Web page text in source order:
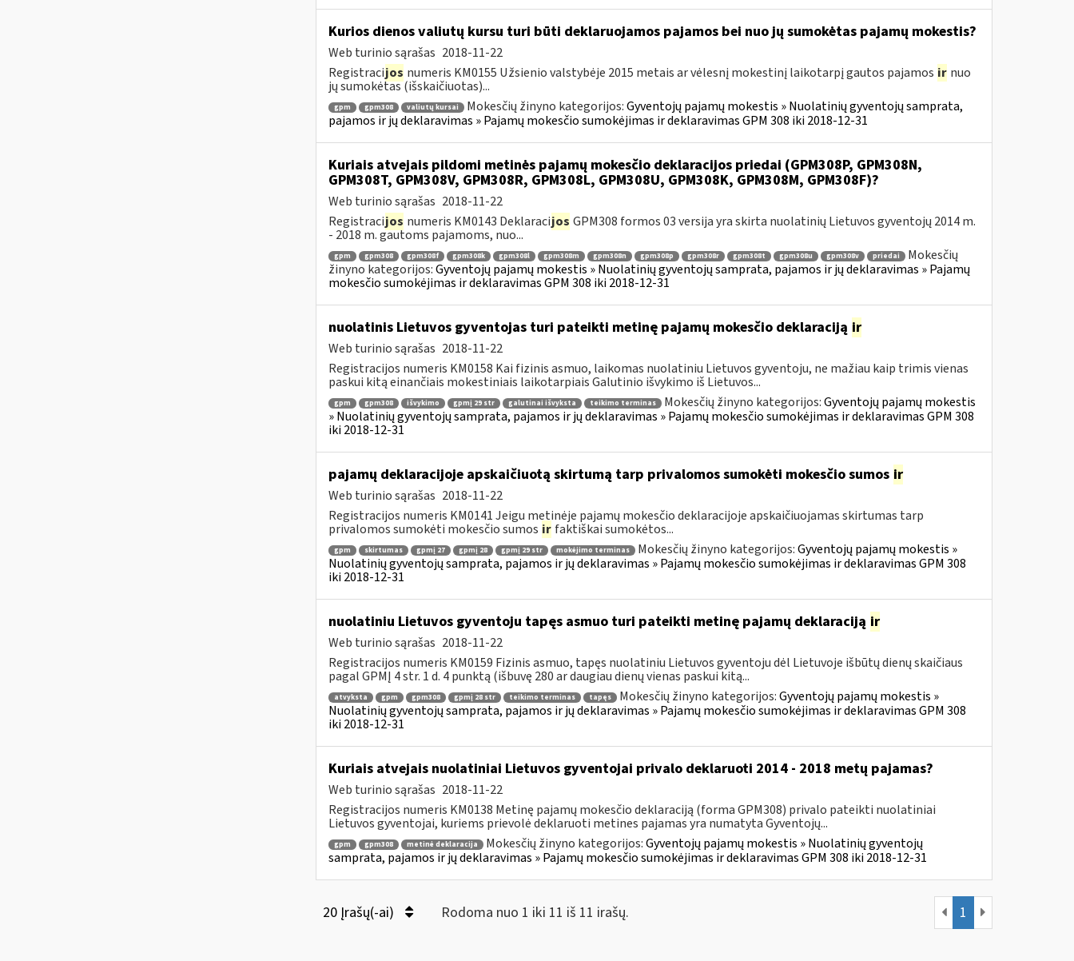
Kurios dienos valiutų kursu turi būti deklaruojamos pajamos bei nuo jų sumokėtas pajamų mokestis?
Web turinio sąrašas 2018-11-22
Registracijos numeris KM0155 Užsienio valstybėje 2015 metais ar vėlesnį mokestinį laikotarpį gautos pajamos ir nuo
jų sumokėtas (išskaičiuotas)...
gpm gpm308 valiutų kursai Mokesčių žinyno kategorijos:Gyventojų pajamų mokestis » Nuolatinių gyventojų samprata,
pajamos ir jų deklaravimas » Pajamų mokesčio sumokėjimas ir deklaravimas GPM 308 iki 2018-12-31
Kuriais atvejais pildomi metinės pajamų mokesčio deklaracijos priedai (GPM308P, GPM308N,
GPM308T, GPM308V, GPM308R, GPM308L, GPM308U, GPM308K, GPM308M, GPM308F)?
Web turinio sąrašas 2018-11-22
Registracijos numeris KM0143 Deklaracijos GPM308 formos 03 versija yra skirta nuolatinių Lietuvos gyventojų 2014 m.
- 2018 m. gautoms pajamoms, nuo...
gpm gpm308 gpm308f gpm308k gpm308l gpm308m gpm308n gpm308p gpm308r gpm308t gpm308u gpm308v priedai
Mokesčių
žinyno kategorijos:Gyventojų pajamų mokestis » Nuolatinių gyventojų samprata, pajamos ir jų deklaravimas » Pajamų
mokesčio sumokėjimas ir deklaravimas GPM 308 iki 2018-12-31
nuolatinis Lietuvos gyventojas turi pateikti metinę pajamų mokesčio deklaraciją ir
Web turinio sąrašas 2018-11-22
Registracijos numeris KM0158 Kai fizinis asmuo, laikomas nuolatiniu Lietuvos gyventoju, ne mažiau kaip trimis vienas
paskui kitą einančiais mokestiniais laikotarpiais Galutinio išvykimo iš Lietuvos...
gpm gpm308 išvykimo gpmį 29 str galutinai išvyksta teikimo terminas Mokesčių žinyno kategorijos:Gyventojų pajamų mokestis
» Nuolatinių gyventojų samprata, pajamos ir jų deklaravimas » Pajamų mokesčio sumokėjimas ir deklaravimas GPM 308
iki 2018-12-31
pajamų deklaracijoje apskaičiuotą skirtumą tarp privalomos sumokėti mokesčio sumos ir
Web turinio sąrašas 2018-11-22
Registracijos numeris KM0141 Jeigu metinėje pajamų mokesčio deklaracijoje apskaičiuojamas skirtumas tarp
privalomos sumokėti mokesčio sumos ir faktiškai sumokėtos...
gpm skirtumas gpmį 27 gpmį 28 gpmį 29 str mokėjimo terminas Mokesčių žinyno kategorijos:Gyventojų pajamų mokestis »
Nuolatinių gyventojų samprata, pajamos ir jų deklaravimas » Pajamų mokesčio sumokėjimas ir deklaravimas GPM 308
iki 2018-12-31
nuolatiniu Lietuvos gyventoju tapęs asmuo turi pateikti metinę pajamų deklaraciją ir
Web turinio sąrašas 2018-11-22
Registracijos numeris KM0159 Fizinis asmuo, tapęs nuolatiniu Lietuvos gyventoju dėl Lietuvoje išbūtų dienų skaičiaus
pagal GPMĮ 4 str. 1 d. 4 punktą (išbuvę 280 ar daugiau dienų vienas paskui kitą...
atvyksta gpm gpm308 gpmį 28 str teikimo terminas tapęs Mokesčių žinyno kategorijos:Gyventojų pajamų mokestis »
Nuolatinių gyventojų samprata, pajamos ir jų deklaravimas » Pajamų mokesčio sumokėjimas ir deklaravimas GPM 308
iki 2018-12-31
Kuriais atvejais nuolatiniai Lietuvos gyventojai privalo deklaruoti 2014 - 2018 metų pajamas?
Web turinio sąrašas 2018-11-22
Registracijos numeris KM0138 Metinę pajamų mokesčio deklaraciją (forma GPM308) privalo pateikti nuolatiniai
Lietuvos gyventojai, kuriems prievolė deklaruoti metines pajamas yra numatyta Gyventojų...
gpm gpm308 metinė deklaracija Mokesčių žinyno kategorijos:Gyventojų pajamų mokestis » Nuolatinių gyventojų
samprata, pajamos ir jų deklaravimas » Pajamų mokesčio sumokėjimas ir deklaravimas GPM 308 iki 2018-12-31
20 Įrašų(-ai) Rodoma nuo 1 iki 11 iš 11 irašų. 1